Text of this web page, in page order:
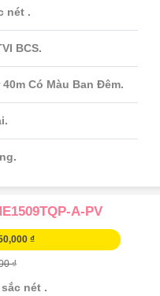
nét .
BCS.
Có Màu Ban Đêm.
A-PV
₫
₫
nét .